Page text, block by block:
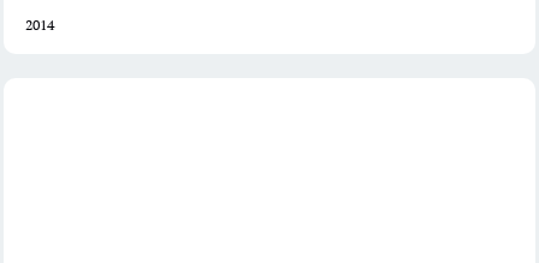
2014